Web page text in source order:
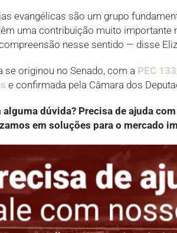
evangélicas são um grupo
uma contribuição muito importante
nesse sentido — disse
se originou no Senado, com a PEC
e confirmada pela Câmara dos
alguma dúvida? Precisa de ajuda
em soluções para o mercado